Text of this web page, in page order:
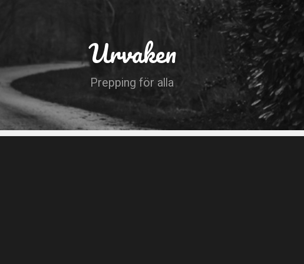
Urvaken
Prepping för alla